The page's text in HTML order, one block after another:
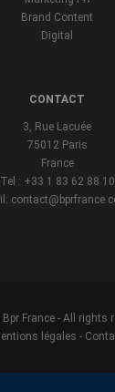
Brand Content
Digital
CONTACT
3, Rue Lacuée
75012 Paris
France
Tel : +33 1 83 62 88 10
France - All rights
légales -